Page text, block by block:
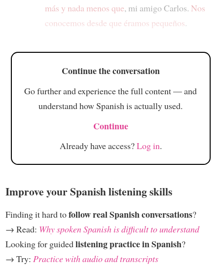
más y nada menos que, mi amigo Carlos. Nos
conocemos desde que éramos pequeños.
Continue the conversation
Go further and experience the full content — and
understand how Spanish is actually used.
Continue
Already have access?Log in.
Improve your Spanish listening skills
Finding it hard tofollow real Spanish conversations?
→ Read: Why spoken Spanish is difficult to understand
Looking for guidedlistening practice in Spanish?
→ Try: Practice with audio and transcripts